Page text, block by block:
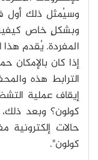
وسيُمثل ذلك أول
وبشكلٍ خاص كيفية
المفردة. يُقدم هذا
إذا كان بالإمكان
الترابط هذه
إيقاف عملية
كولون؟ وبعد
حالات
كولون".